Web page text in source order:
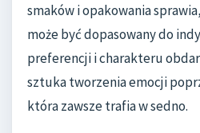
smaków i opakowania
może być dopasowany do
preferencji i charakteru
sztuka tworzenia emocji
która zawsze trafia w sedno.